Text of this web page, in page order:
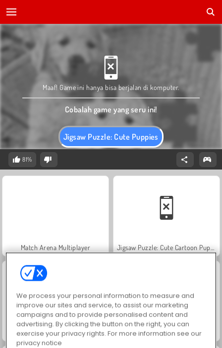
Jigsaw Puzzle: Cute Puppies
Maaf! Game ini hanya bisa berjalan di komputer.
Cobalah game yang seru ini!
81%
Match Arena Multiplayer Jigsaw Puzzle: Cute Cartoon Puppies
Funny Puppy Care Funny Puppy Emergency
We process your personal information to measure and
improve our sites and service, to assist our marketing
campaigns and to provide personalised content and
advertising. By clicking the button on the right, you can
exercise your privacy rights. For more information see our
privacy notice